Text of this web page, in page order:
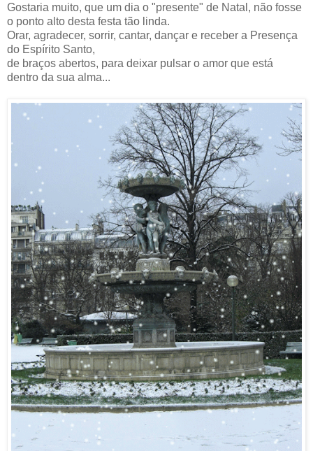
Gostaria muito, que um dia o "presente" de Natal, não fosse
o ponto alto desta festa tão linda.
Orar, agradecer, sorrir, cantar, dançar e receber a Presença
do Espírito Santo,
de braços abertos, para deixar pulsar o amor que está
dentro da sua alma...